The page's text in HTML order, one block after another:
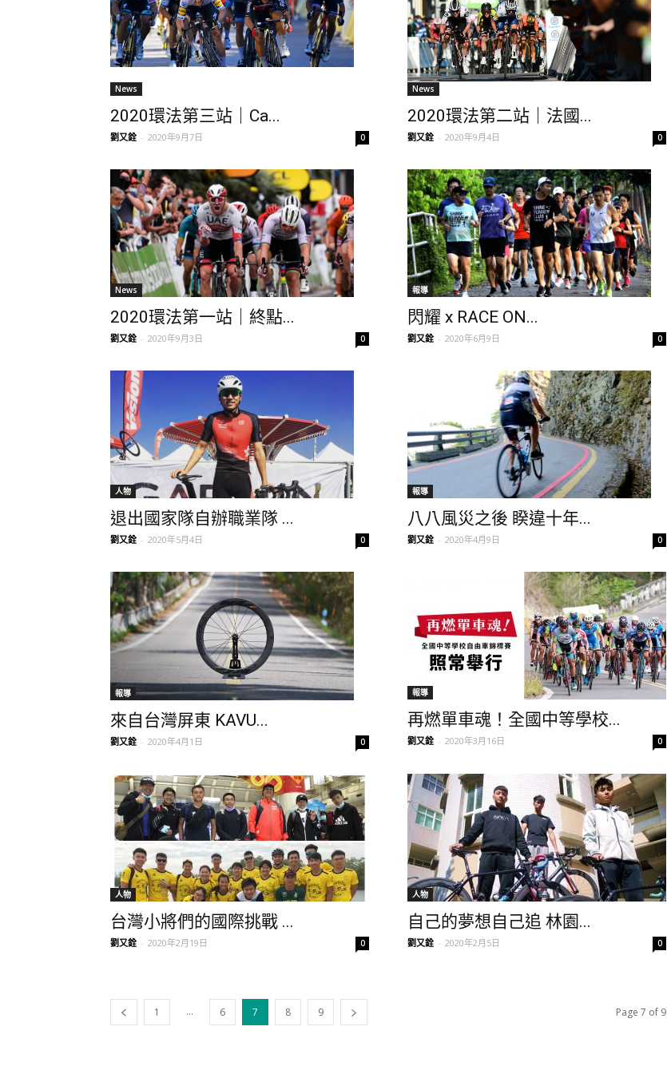
News
2020環法第三站｜Ca...
劉又銓 - 2020年9月7日 0
News
2020環法第二站｜法國...
劉又銓 - 2020年9月4日 0
News
2020環法第一站｜終點...
劉又銓 - 2020年9月3日 0
報導
閃耀 x RACE ON...
劉又銓 - 2020年6月9日 0
人物
退出國家隊自辦職業隊 ...
劉又銓 - 2020年5月4日 0
報導
八八風災之後 睽違十年...
劉又銓 - 2020年4月9日 0
報導
來自台灣屏東 KAVU...
劉又銓 - 2020年4月1日 0
報導
再燃單車魂！全國中等學校...
劉又銓 - 2020年3月16日 0
人物
台灣小將們的國際挑戰 ...
劉又銓 - 2020年2月19日 0
人物
自己的夢想自己追 林園...
劉又銓 - 2020年2月5日 0
1 ... 6 7 8 9 Page 7 of 9